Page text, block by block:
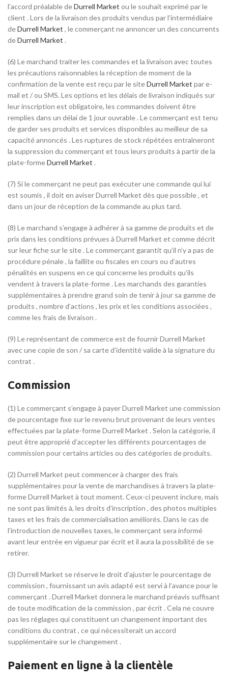
l’accord préalable deDurrell Market ou le souhait exprimé par le
client . Lors de la livraison des produits vendus par l’intermédiaire
deDurrell Market , le commerçant ne annoncer un des concurrents
deDurrell Market .
(6) Le marchand traiter les commandes et la livraison avec toutes
les précautions raisonnables la réception de moment de la
confirmation de la vente est reçu par le siteDurrell Market par e-
mail et / ou SMS. Les options et les délais de livraison indiqués sur
leur inscription est obligatoire, les commandes doivent être
remplies dans un délai de 1 jour ouvrable . Le commerçant est tenu
de garder ses produits et services disponibles au meilleur de sa
capacité annoncés . Les ruptures de stock répétées entraîneront
la suppression du commerçant et tous leurs produits à partir de la
plate-formeDurrell Market .
(7) Si le commerçant ne peut pas exécuter une commande qui lui
est soumis , il doit en aviser Durrell Market dès que possible , et
dans un jour de réception de la commande au plus tard.
(8) Le marchand s’engage à adhérer à sa gamme de produits et de
prix dans les conditions prévues à Durrell Market et comme décrit
sur leur fiche sur le site . Le commerçant garantit qu’il n’y a pas de
procédure pénale , la faillite ou fiscales en cours ou d’autres
pénalités en suspens en ce qui concerne les produits qu’ils
vendent à travers la plate-forme . Les marchands des garanties
supplémentaires à prendre grand soin de tenir à jour sa gamme de
produits , nombre d’actions , les prix et les conditions associées ,
comme les frais de livraison .
(9) Le représentant de commerce est de fournir Durrell Market
avec une copie de son / sa carte d’identité valide à la signature du
contrat .
Commission
(1) Le commerçant s’engage à payer Durrell Market une commission
de pourcentage fixe sur le revenu brut provenant de leurs ventes
effectuées par la plate-forme Durrell Market . Selon la catégorie, il
peut être approprié d’accepter les différents pourcentages de
commission pour certains articles ou des catégories de produits.
(2) Durrell Market peut commencer à charger des frais
supplémentaires pour la vente de marchandises à travers la plate-
forme Durrell Market à tout moment. Ceux-ci peuvent inclure, mais
ne sont pas limités à, les droits d’inscription , des photos multiples
taxes et les frais de commercialisation améliorés. Dans le cas de
l’introduction de nouvelles taxes, le commerçant sera informé
avant leur entrée en vigueur par écrit et il aura la possibilité de se
retirer.
(3) Durrell Market se réserve le droit d’ajuster le pourcentage de
commission , fournissant un avis adapté est servi à l’avance pour le
commerçant . Durrell Market donnera le marchand préavis suffisant
de toute modification de la commission , par écrit . Cela ne couvre
pas les réglages qui constituent un changement important des
conditions du contrat , ce qui nécessiterait un accord
supplémentaire sur le changement .
Paiement en ligne à la clientèle